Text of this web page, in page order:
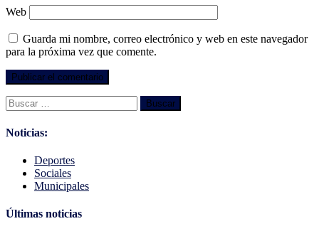
Web
Guarda mi nombre, correo electrónico y web en este navegador
para la próxima vez que comente.
Buscar:
Noticias:
Deportes
Sociales
Municipales
Últimas noticias